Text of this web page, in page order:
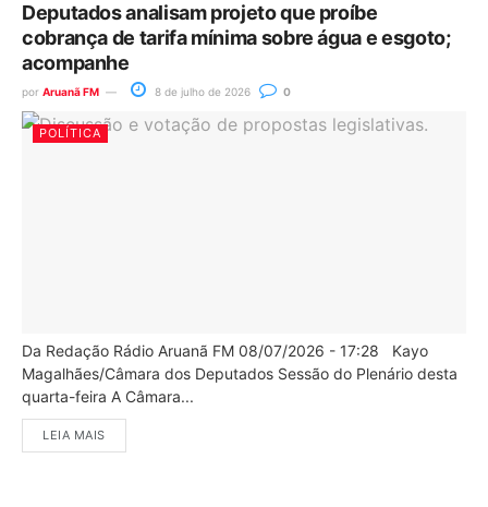
Deputados analisam projeto que proíbe
cobrança de tarifa mínima sobre água e esgoto;
acompanhe
por Aruanã FM 8 de julho de 2026 0
POLÍTICA
Da Redação Rádio Aruanã FM 08/07/2026 - 17:28 Kayo
Magalhães/Câmara dos Deputados Sessão do Plenário desta
quarta-feira A Câmara...
LEIA MAIS